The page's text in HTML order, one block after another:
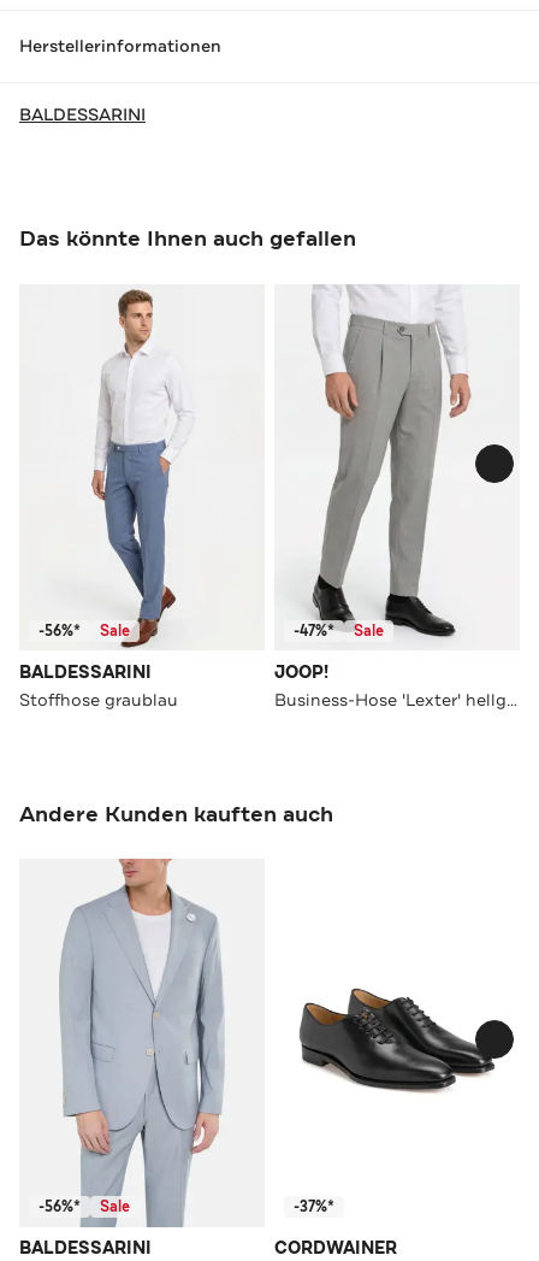
Herstellerinformationen
BALDESSARINI
Das könnte Ihnen auch gefallen
-56%* Sale
BALDESSARINI
Stoffhose graublau
-47%* Sale
JOOP!
Business-Hose 'Lexter' hellgrau
Andere Kunden kauften auch
-56%* Sale
BALDESSARINI
-37%*
CORDWAINER